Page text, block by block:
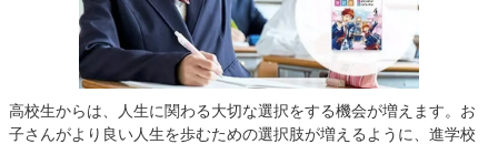
高校生からは、人生に関わる大切な選択をする機会が増えます。お
子さんがより良い人生を歩むための選択肢が増えるように、進学校